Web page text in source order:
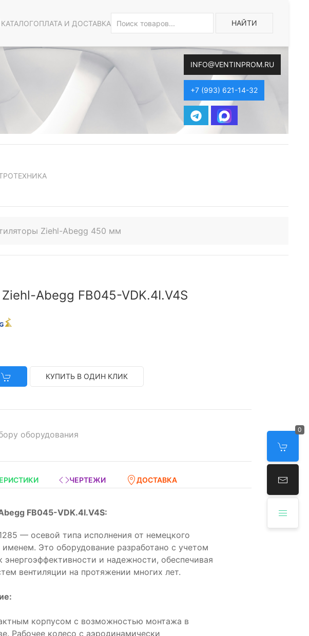
КАТАЛОГОПЛАТА И ДОСТАВКА НАЙТИ
INFO@VENTINPROM.RU
+7 (993) 621-14-32
0
Ziehl-Abegg 450 мм
Abegg FB045-VDK.4I.V4S
КУПИТЬ В ОДИН КЛИК
оборудования
ЧЕРТЕЖИ ДОСТАВКА
FB045-VDK.4I.V4S:
— осевой типа исполнения от немецкого
Это оборудование разработано с учетом
и надежности, обеспечивая
вентиляции на протяжении многих лет.
корпусом с возможностью монтажа в
Рабочее колесо с аэродинамически